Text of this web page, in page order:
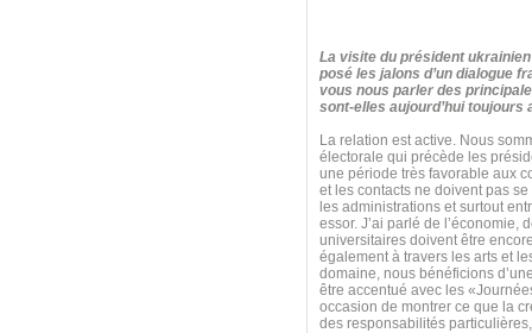
La visite du président
posé les jalons d’un dialogue
vous nous parler des
sont-elles aujourd’hui toujours
La relation est active. Nous
électorale qui précède les
une période très favorable aux
et les contacts ne doivent pas
les administrations et surtout
essor. J’ai parlé de l’économie,
universitaires doivent être
également à travers les arts et
domaine, nous bénéficions
être accentué avec les
occasion de montrer ce que la
des responsabilités